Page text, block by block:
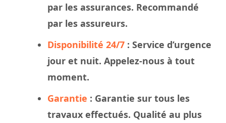
par les assurances. Recommandé
par les assureurs.
Disponibilité 24/7 : Service d’urgence
jour et nuit. Appelez-nous à tout
moment.
Garantie : Garantie sur tous les
travaux effectués. Qualité au plus